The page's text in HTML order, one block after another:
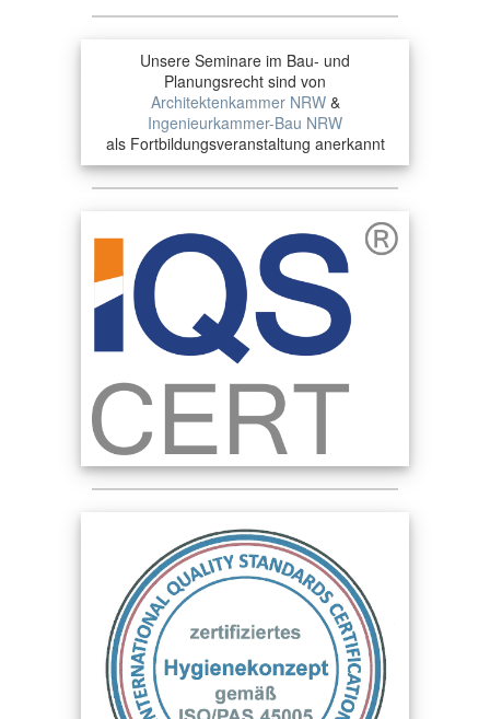
Unsere Seminare im Bau- und
Planungsrecht sind von
Architektenkammer NRW&
Ingenieurkammer-Bau NRW
als Fortbildungsveranstaltung anerkannt